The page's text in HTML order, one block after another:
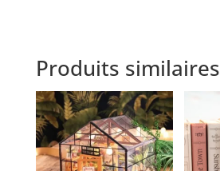
Produits similaires